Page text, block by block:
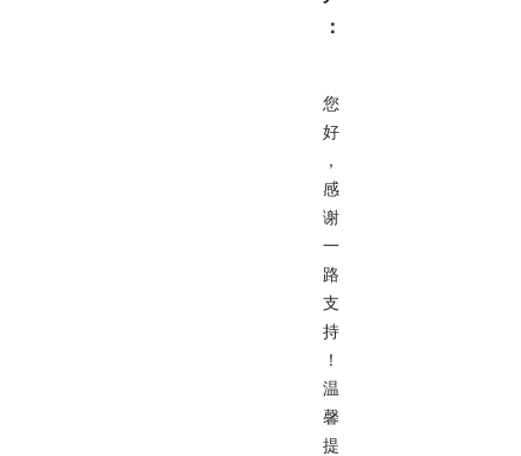
：
您
好
，
感
谢
一
路
支
持
！
温
馨
提